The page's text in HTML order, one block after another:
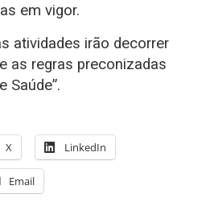
em vigor.
atividades irão decorrer
as regras preconizadas
Saúde”.
X LinkedIn
Email